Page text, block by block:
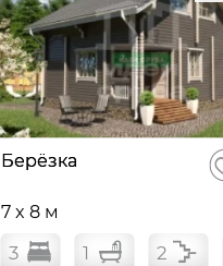
Берёзка
7 x 8 м
3 1 2